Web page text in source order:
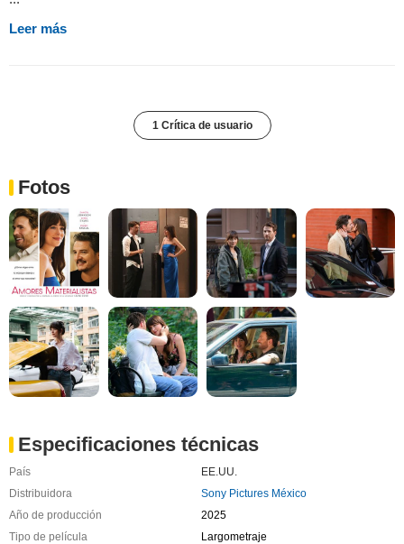
Leer más
1 Crítica de usuario
Fotos
Especificaciones técnicas
País
EE.UU.
Distribuidora
Sony Pictures México
Año de producción
2025
Tipo de película
Largometraje